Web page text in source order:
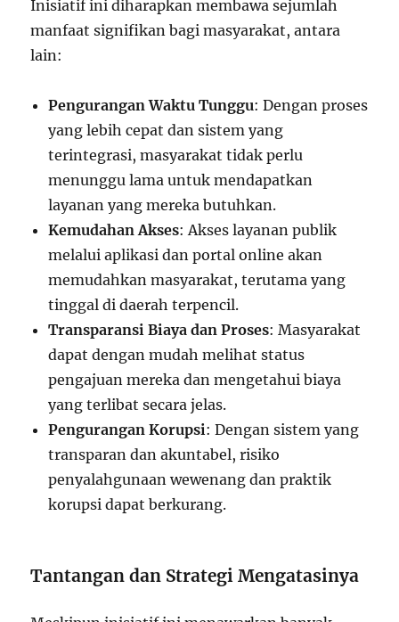
Inisiatif ini diharapkan membawa sejumlah
manfaat signifikan bagi masyarakat, antara
lain:
Pengurangan Waktu Tunggu: Dengan proses
yang lebih cepat dan sistem yang
terintegrasi, masyarakat tidak perlu
menunggu lama untuk mendapatkan
layanan yang mereka butuhkan.
Kemudahan Akses: Akses layanan publik
melalui aplikasi dan portal online akan
memudahkan masyarakat, terutama yang
tinggal di daerah terpencil.
Transparansi Biaya dan Proses: Masyarakat
dapat dengan mudah melihat status
pengajuan mereka dan mengetahui biaya
yang terlibat secara jelas.
Pengurangan Korupsi: Dengan sistem yang
transparan dan akuntabel, risiko
penyalahgunaan wewenang dan praktik
korupsi dapat berkurang.
Tantangan dan Strategi Mengatasinya